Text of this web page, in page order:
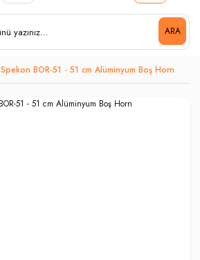
ARA
Spekon BOR-51 - 51 cm Alüminyum Boş Horn